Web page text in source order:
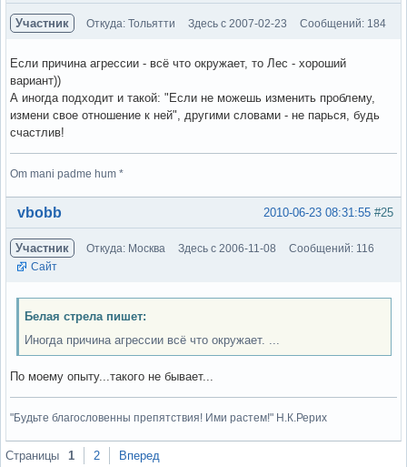
Участник Откуда: Тольятти Здесь с 2007-02-23 Сообщений: 184
Если причина агрессии - всё что окружает, то Лес - хороший
вариант))
А иногда подходит и такой: "Если не можешь изменить проблему,
измени свое отношение к ней", другими словами - не парься, будь
счастлив!
Om mani padme hum *
Вне форума #25
2010-06-23 08:31:55
vbobb
Участник Откуда: Москва Здесь с 2006-11-08
Сообщений: 116
Сайт
Белая стрела пишет:
Иногда причина агрессии всё что окружает. ...
По моему опыту...такого не бывает...
"Будьте благословенны препятствия! Ими растем!" Н.К.Рерих
Вне форума
Страницы 1 2 Вперед